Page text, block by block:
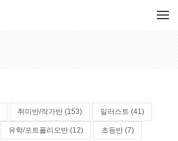
취미반/작가반 (153) 일러스트 (41)
유학/포트폴리오반 (12) 초등반 (7)